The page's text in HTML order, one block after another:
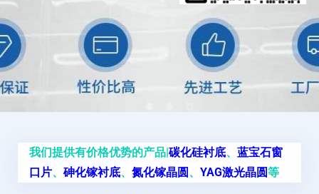
我们提供有价格优势的产品|碳化硅衬底、 蓝宝石窗
口片、 砷化镓衬底、 氮化镓晶圆、 YAG激光晶圆等